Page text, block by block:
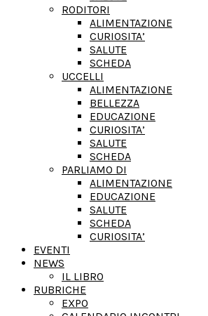
RODITORI
ALIMENTAZIONE
CURIOSITA’
SALUTE
SCHEDA
UCCELLI
ALIMENTAZIONE
BELLEZZA
EDUCAZIONE
CURIOSITA’
SALUTE
SCHEDA
PARLIAMO DI
ALIMENTAZIONE
EDUCAZIONE
SALUTE
SCHEDA
CURIOSITA’
EVENTI
NEWS
IL LIBRO
RUBRICHE
EXPO